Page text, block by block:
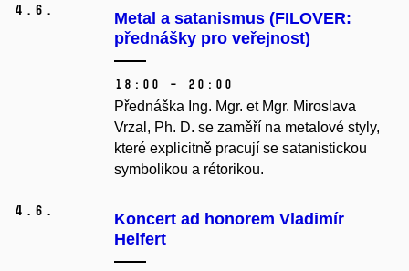
4. 6.
Metal a satanismus (FILOVER:
přednášky pro veřejnost)
18:00 – 20:00
Přednáška Ing. Mgr. et Mgr. Miroslava
Vrzal, Ph. D. se zaměří na metalové styly,
které explicitně pracují se satanistickou
symbolikou a rétorikou.
4. 6.
Koncert ad honorem Vladimír
Helfert